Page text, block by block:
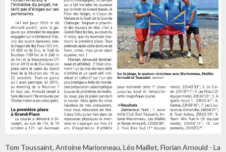
Tom Toussaint, Antoine Marionneau, Léo Maillet, Florian Arnould - La